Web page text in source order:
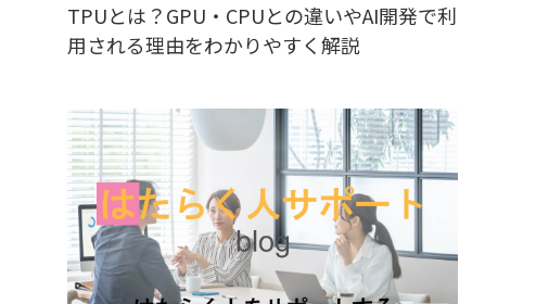
TPUとは？GPU・CPUとの違いやAI開発で利
用される理由をわかりやすく解説